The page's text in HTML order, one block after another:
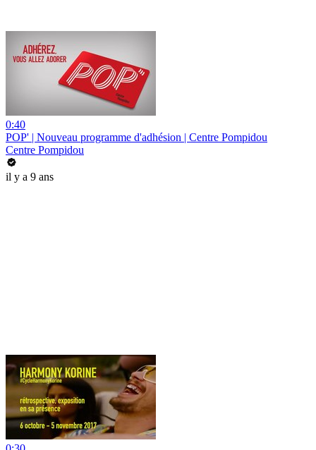
0:40
POP' | Nouveau programme d'adhésion | Centre Pompidou
Centre Pompidou
il y a 9 ans